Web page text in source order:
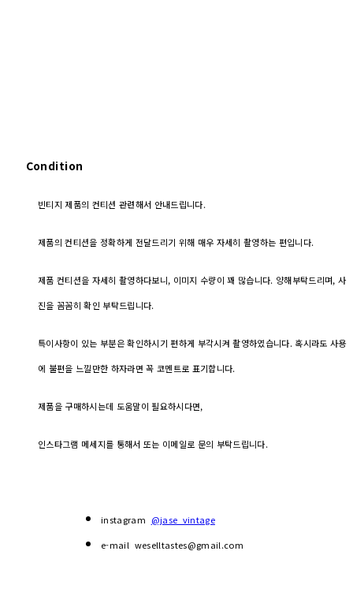
Condition
빈티지 제품의 컨티션 관련해서 안내드립니다.
제품의 컨티션을 정확하게 전달드리기 위해 매우 자세히 촬영하는 편입니다.
제품 컨티션을 자세히 촬영하다보니, 이미지 수량이 꽤 많습니다. 양해부탁드리며, 사
진을 꼼꼼히 확인 부탁드립니다.
특이사항이 있는 부분은 확인하시기 편하게 부각시켜 촬영하였습니다. 혹시라도 사용
에 불편을 느낄만한 하자라면 꼭 코멘트로 표기합니다.
제품을 구매하시는데 도움말이 필요하시다면,
인스타그램 메세지를 통해서 또는 이메일로 문의 부탁드립니다.
instagram @jase_vintage
e-mail weselltastes@gmail.com